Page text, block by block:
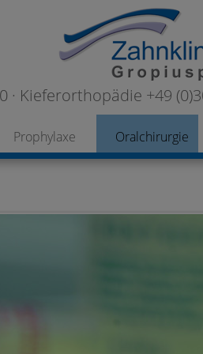
Kieferorthopädie +49
Prophylaxe Oralchirurgie